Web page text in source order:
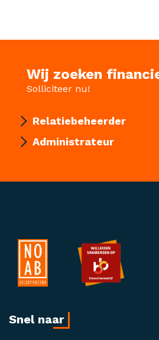
Wij zoeken
Solliciteer nu!
Relatiebeheerder
Administrateur
Snel naar